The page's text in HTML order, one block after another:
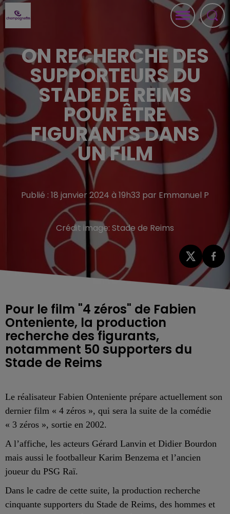
ON RECHERCHE DES
SUPPORTEURS DU
STADE DE REIMS
POUR ÊTRE
FIGURANTS DANS
UN FILM
Publié : 18 janvier 2024 à 19h33 par Emmanuel P
Crédit image: Stade de Reims
Pour le film "4 zéros" de Fabien
Onteniente, la production
recherche des figurants,
notamment 50 supporters du
Stade de Reims
Le réalisateur Fabien Onteniente prépare actuellement son
dernier film « 4 zéros », qui sera la suite de la comédie
« 3 zéros », sortie en 2002.
A l’affiche, les acteurs Gérard Lanvin et Didier Bourdon
mais aussi le footballeur Karim Benzema et l’ancien
joueur du PSG Raï.
Dans le cadre de cette suite, la production recherche
cinquante supporters du Stade de Reims, des hommes et